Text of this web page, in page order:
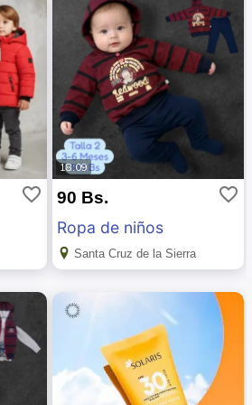
favorite_border
18:09
90 Bs. favorite_border
Ropa de niños
Santa Cruz de la Sierra